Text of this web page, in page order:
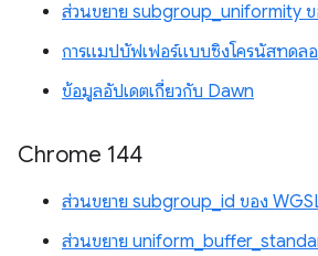
ส่วนขยาย subgroup_uniformity ข
การแมปบัฟเฟอร์แบบซิงโครนัสทดล
ข้อมูลอัปเดตเกี่ยวกับ Dawn
Chrome 144
ส่วนขยาย subgroup_id ของ
ส่วนขยาย